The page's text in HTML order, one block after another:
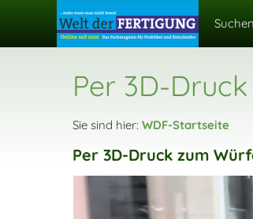
Suchen
Per 3D-
Sie sind hier: WDF-Startseite
Per 3D-Druck zum